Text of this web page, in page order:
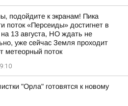
подойдите к экранам! Пика
поток «Персеиды» достигнет в
на 13 августа, НО ждать не
уже сейчас Земля проходит
метеорный поток
"Орла" готовятся к новому